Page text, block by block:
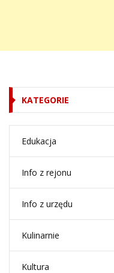
KATEGORIE
Edukacja
Info z rejonu
Info z urzędu
Kulinarnie
Kultura